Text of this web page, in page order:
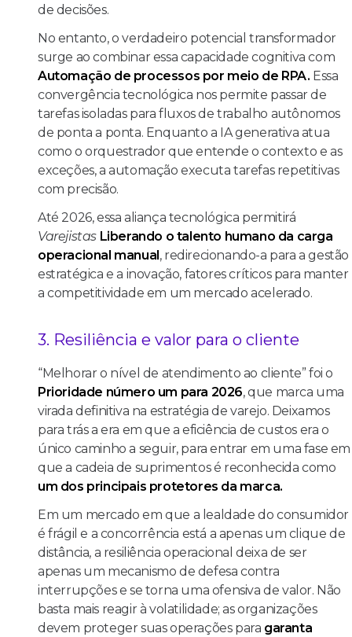
de decisões.
No entanto, o verdadeiro potencial transformador
surge ao combinar essa capacidade cognitiva com
Automação de processos por meio de RPA. Essa
convergência tecnológica nos permite passar de
tarefas isoladas para fluxos de trabalho autônomos
de ponta a ponta. Enquanto a IA generativa atua
como o orquestrador que entende o contexto e as
exceções, a automação executa tarefas repetitivas
com precisão.
Até 2026, essa aliança tecnológica permitirá
Varejistas Liberando o talento humano da carga
operacional manual , redirecionando-a para a gestão
estratégica e a inovação, fatores críticos para manter
a competitividade em um mercado acelerado.
3. Resiliência e valor para o cliente
“Melhorar o nível de atendimento ao cliente” foi o
Prioridade número um para 2026, que marca uma
virada definitiva na estratégia de varejo. Deixamos
para trás a era em que a eficiência de custos era o
único caminho a seguir, para entrar em uma fase em
que a cadeia de suprimentos é reconhecida como
um dos principais protetores da marca.
Em um mercado em que a lealdade do consumidor
é frágil e a concorrência está a apenas um clique de
distância, a resiliência operacional deixa de ser
apenas um mecanismo de defesa contra
interrupções e se torna uma ofensiva de valor. Não
basta mais reagir à volatilidade; as organizações
devem proteger suas operações para garanta